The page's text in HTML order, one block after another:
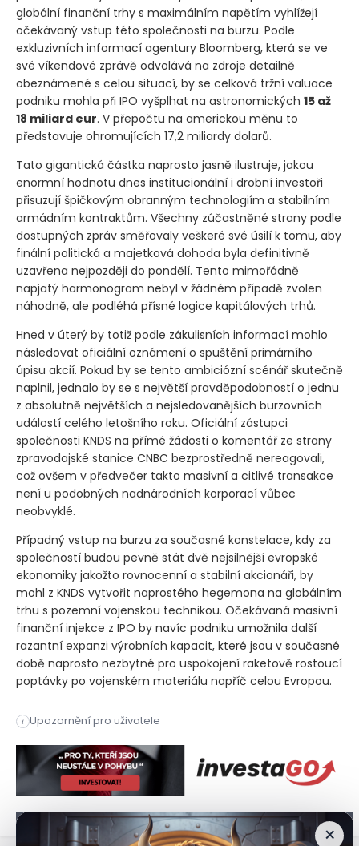
globální finanční trhy s maximálním napětím vyhlížejí
očekávaný vstup této společnosti na burzu. Podle
exkluzivních informací agentury Bloomberg, která se ve
své víkendové zprávě odvolává na zdroje detailně
obeznámené s celou situací, by se celková tržní valuace
podniku mohla při IPO vyšplhat na astronomických 15 až
18 miliard eur. V přepočtu na americkou měnu to
představuje ohromujících 17,2 miliardy dolarů.
Tato gigantická částka naprosto jasně ilustruje, jakou
enormní hodnotu dnes institucionální i drobní investoři
přisuzují špičkovým obranným technologiím a stabilním
armádním kontraktům. Všechny zúčastněné strany podle
dostupných zpráv směřovaly veškeré své úsilí k tomu, aby
finální politická a majetková dohoda byla definitivně
uzavřena nejpozději do pondělí. Tento mimořádně
napjatý harmonogram nebyl v žádném případě zvolen
náhodně, ale podléhá přísné logice kapitálových trhů.
Hned v úterý by totiž podle zákulisních informací mohlo
následovat oficiální oznámení o spuštění primárního
úpisu akcií. Pokud by se tento ambiciózní scénář skutečně
naplnil, jednalo by se s největší pravděpodobností o jednu
z absolutně největších a nejsledovanějších burzovních
událostí celého letošního roku. Oficiální zástupci
společnosti KNDS na přímé žádosti o komentář ze strany
zpravodajské stanice CNBC bezprostředně nereagovali,
což ovšem v předvečer takto masivní a citlivé transakce
není u podobných nadnárodních korporací vůbec
neobvyklé.
Případný vstup na burzu za současné konstelace, kdy za
společností budou pevně stát dvě nejsilnější evropské
ekonomiky jakožto rovnocenní a stabilní akcionáři, by
mohl z KNDS vytvořit naprostého hegemona na globálním
trhu s pozemní vojenskou technikou. Očekávaná masivní
finanční injekce z IPO by navíc podniku umožnila další
razantní expanzi výrobních kapacit, které jsou v současné
době naprosto nezbytné pro uspokojení raketově rostoucí
poptávky po vojenském materiálu napříč celou Evropou.
i Upozornění pro uživatele
Německá vláda plánuje získat čtyřicetiprocentní podíl ve
×